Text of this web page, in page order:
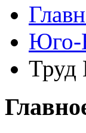
Юго-
Труд